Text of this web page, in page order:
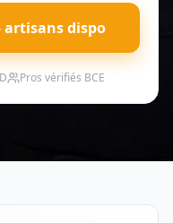
artisans dispo
Pros vérifiés BCE